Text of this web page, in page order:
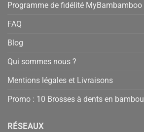
Programme de fidélité MyBambamboo
FAQ
Blog
Qui sommes nous ?
Mentions légales et Livraisons
Promo : 10 Brosses à dents en bambou
RÉSEAUX